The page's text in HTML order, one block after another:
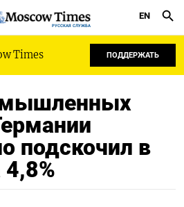
РУССКАЯ СЛУЖБА
EN
Times ПОДДЕРЖАТЬ
подскочил в